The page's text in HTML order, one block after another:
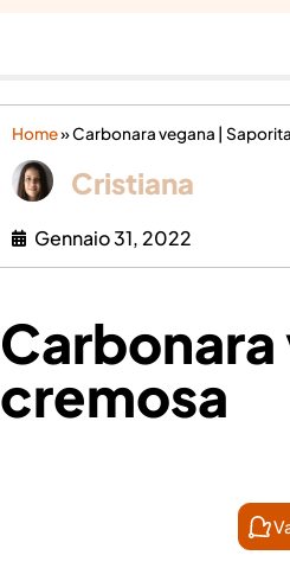
Home»Carbonara vegana |
Cristiana
Gennaio 31, 2022
cremosa